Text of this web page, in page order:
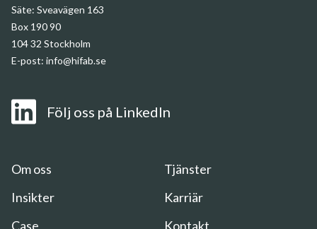
Säte: Sveavägen 163
Box 190 90
104 32 Stockholm
E-post: info@hifab.se
Följ oss på LinkedIn
Om oss
Insikter
Case
Tjänster
Karriär
Kontakt
oss
Insikter